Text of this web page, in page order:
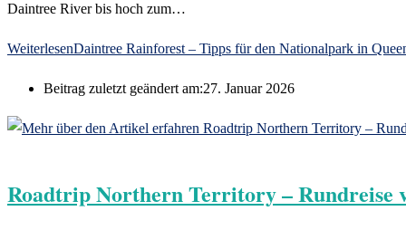
Daintree River bis hoch zum…
WeiterlesenDaintree Rainforest – Tipps für den Nationalpark in
Beitrag zuletzt geändert am:27. Januar 2026
Roadtrip Northern Territory – Rundreise